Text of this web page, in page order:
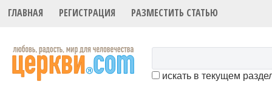
ГЛАВНАЯ РЕГИСТРАЦИЯ РАЗМЕСТИТЬ СТАТЬЮ
искать в текущем